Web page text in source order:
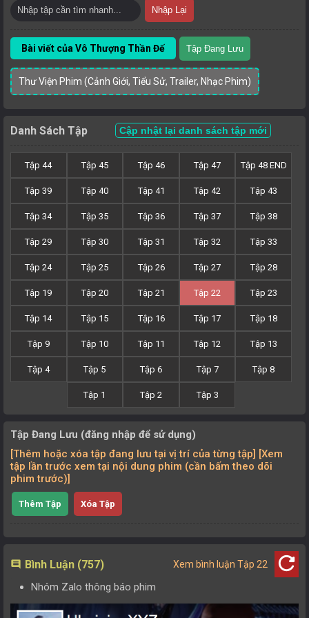
Nhập Lại
Bài viết của Vô Thượng Thần Đế Tập Đang Lưu
Thư Viện Phim (Cảnh Giới, Tiểu Sử, Trailer, Nhạc Phim)
Danh Sách Tập Cập nhật lại danh sách tập mới
Tập 48 END
Tập 47
Tập 46
Tập 45
Tập 44
Tập 43
Tập 42
Tập 41
Tập 40
Tập 39
Tập 38
Tập 37
Tập 36
Tập 35
Tập 34
Tập 33
Tập 32
Tập 31
Tập 30
Tập 29
Tập 28
Tập 27
Tập 26
Tập 25
Tập 24
Tập 23
Tập 22
Tập 21
Tập 20
Tập 19
Tập 18
Tập 17
Tập 16
Tập 15
Tập 14
Tập 13
Tập 12
Tập 11
Tập 10
Tập 9
Tập 8
Tập 7
Tập 6
Tập 5
Tập 4
Tập 3
Tập 2
Tập 1
Tập Đang Lưu (đăng nhập để sử dụng)
[Thêm hoặc xóa tập đang lưu tại vị trí của từng tập] [Xem
tập lần trước xem tại nội dung phim (cần bấm theo dõi
phim trước)]
Thêm Tập Xóa Tập
comment Bình Luận (757) Xem bình luận Tập 22 refresh
Nhóm Zalo thông báo phim